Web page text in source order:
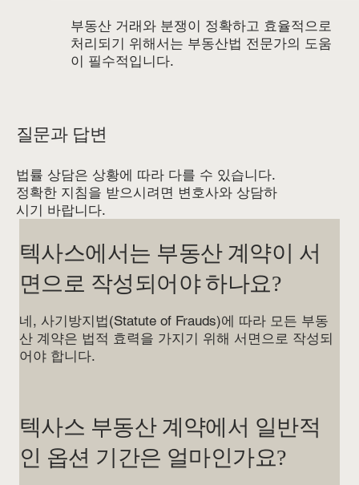
부동산 거래와 분쟁이 정확하고 효율적으로
처리되기 위해서는 부동산법 전문가의 도움
이 필수적입니다.
질문과 답변
법률 상담은 상황에 따라 다를 수 있습니다.
정확한 지침을 받으시려면 변호사와 상담하
시기 바랍니다.
텍사스에서는 부동산 계약이 서
면으로 작성되어야 하나요?
네, 사기방지법(Statute of Frauds)에 따라 모든 부동
산 계약은 법적 효력을 가지기 위해 서면으로 작성되
어야 합니다.
텍사스 부동산 계약에서 일반적
인 옵션 기간은 얼마인가요?